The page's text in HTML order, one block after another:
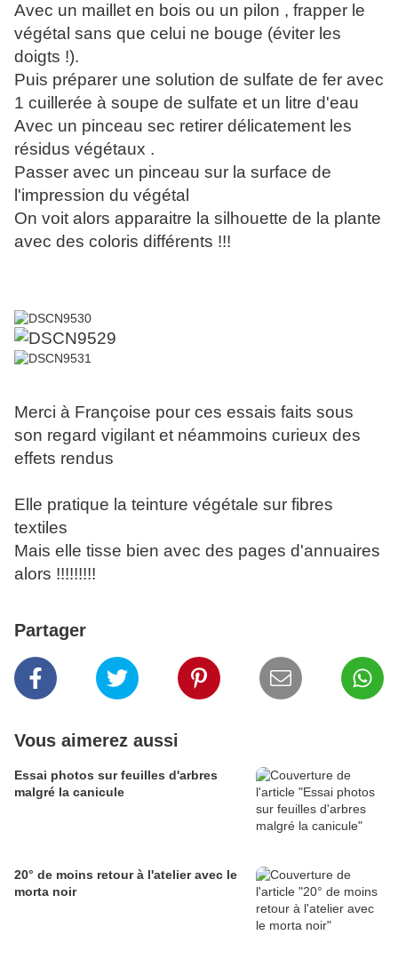
Avec un maillet en bois ou un pilon , frapper le
végétal sans que celui ne bouge (éviter les
doigts !).
Puis préparer une solution de sulfate de fer avec
1 cuillerée à soupe de sulfate et un litre d'eau
Avec un pinceau sec retirer délicatement les
résidus végétaux .
Passer avec un pinceau sur la surface de
l'impression du végétal
On voit alors apparaitre la silhouette de la plante
avec des coloris différents !!!
Merci à Françoise pour ces essais faits sous
son regard vigilant et néammoins curieux des
effets rendus
Elle pratique la teinture végétale sur fibres
textiles
Mais elle tisse bien avec des pages d'annuaires
alors !!!!!!!!!
Partager
Vous aimerez aussi
Essai photos sur feuilles d'arbres
malgré la canicule
20° de moins retour à l'atelier avec le
morta noir